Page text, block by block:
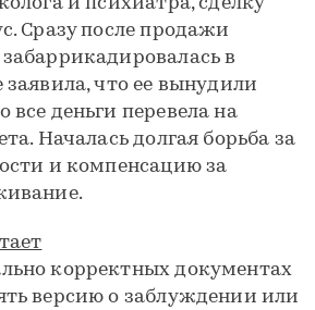
и психиатра, сделку
Сразу после продажи
в
что ее вынудили
деньги перевела на
Началась долгая борьба за
и компенсацию за
корректных документах
версию о заблуждении или